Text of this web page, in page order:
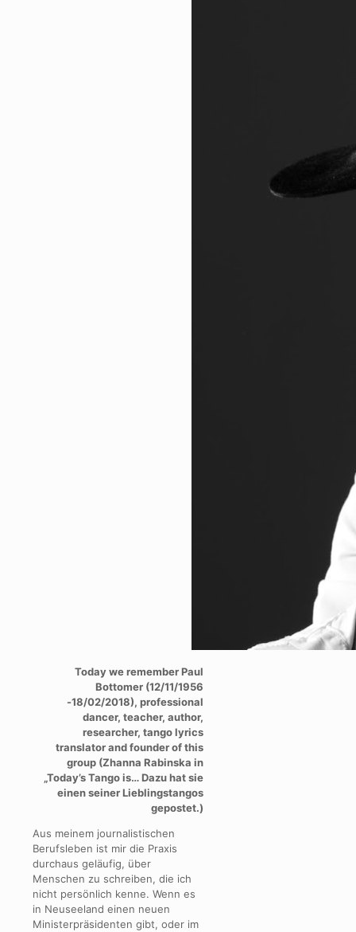
Today we remember Paul
Bottomer (12/11/1956
-18/02/2018), professional
dancer, teacher, author,
researcher, tango lyrics
translator and founder of this
group (Zhanna Rabinska in
„Today’s Tango is… Dazu hat sie
einen seiner Lieblingstangos
gepostet.)
Aus meinem journalistischen
Berufsleben ist mir die Praxis
durchaus geläufig, über
Menschen zu schreiben, die ich
nicht persönlich kenne. Wenn es
in Neuseeland einen neuen
Ministerpräsidenten gibt, oder im